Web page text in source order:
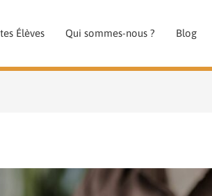
Élèves Qui sommes-nous ? Blog